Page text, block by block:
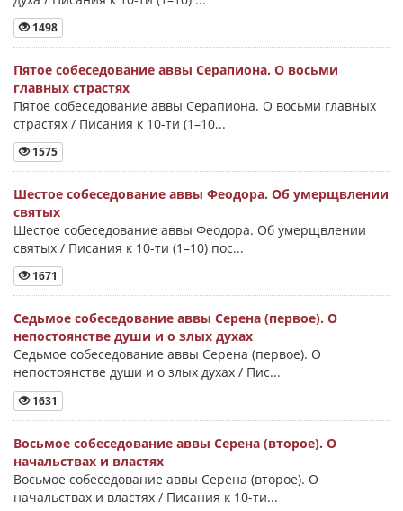
1498
Пятое собеседование аввы Серапиона. О восьми
главных страстях
Пятое собеседование аввы Серапиона. О восьми главных
страстях / Писания к 10-ти (1–10...
1575
Шестое собеседование аввы Феодора. Об умерщвлении
святых
Шестое собеседование аввы Феодора. Об умерщвлении
святых / Писания к 10-ти (1–10) пос...
1671
Седьмое собеседование аввы Серена (первое). О
непостоянстве души и о злых духах
Седьмое собеседование аввы Серена (первое). О
непостоянстве души и о злых духах / Пис...
1631
Восьмое собеседование аввы Серена (второе). О
начальствах и властях
Восьмое собеседование аввы Серена (второе). О
начальствах и властях / Писания к 10-ти...